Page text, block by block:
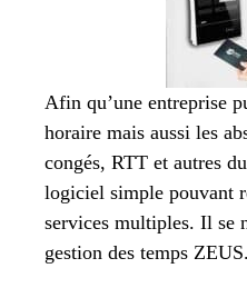
Afin qu’une entreprise
horaire mais aussi les
congés, RTT et autres
logiciel simple pouvant
services multiples. Il se
gestion des temps ZEUS.